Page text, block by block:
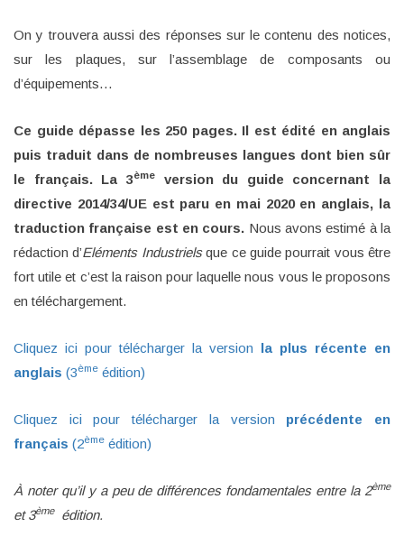
On y trouvera aussi des réponses sur le contenu des notices,
sur les plaques, sur l’assemblage de composants ou
d’équipements…
Ce guide dépasse les 250 pages. Il est édité en anglais
puis traduit dans de nombreuses langues dont bien sûr
le français. La 3èmeversion du guide concernant la
directive 2014/34/UE est paru en mai 2020 en anglais, la
traduction française est en cours. Nous avons estimé à la
rédaction d’Eléments Industrielsque ce guide pourrait vous être
fort utile et c’est la raison pour laquelle nous vous le proposons
en téléchargement.
Cliquez ici pour télécharger la version la plus récente en
anglais (3ème édition)
Cliquez ici pour télécharger la version précédente en
français (2ème édition)
À noter qu’il y a peu de différences fondamentales entre la 2ème
et 3èmeédition.